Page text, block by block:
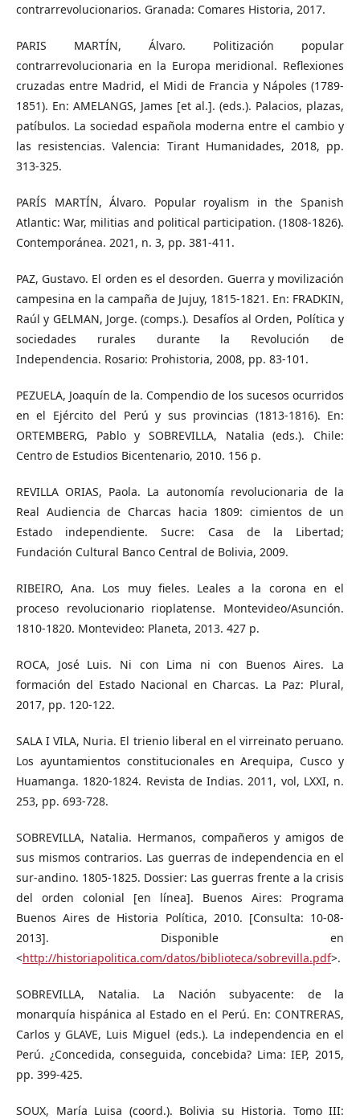
contrarrevolucionarios. Granada: Comares Historia, 2017.
PARIS MARTÍN, Álvaro. Politización popular
contrarrevolucionaria en la Europa meridional. Reflexiones
cruzadas entre Madrid, el Midi de Francia y Nápoles (1789-
1851). En: AMELANGS, James [et al.]. (eds.). Palacios, plazas,
patíbulos. La sociedad española moderna entre el cambio y
las resistencias. Valencia: Tirant Humanidades, 2018, pp.
313-325.
PARÍS MARTÍN, Álvaro. Popular royalism in the Spanish
Atlantic: War, militias and political participation. (1808-1826).
Contemporánea. 2021, n. 3, pp. 381-411.
PAZ, Gustavo. El orden es el desorden. Guerra y movilización
campesina en la campaña de Jujuy, 1815-1821. En: FRADKIN,
Raúl y GELMAN, Jorge. (comps.). Desafíos al Orden, Política y
sociedades rurales durante la Revolución de
Independencia. Rosario: Prohistoria, 2008, pp. 83-101.
PEZUELA, Joaquín de la. Compendio de los sucesos ocurridos
en el Ejército del Perú y sus provincias (1813-1816). En:
ORTEMBERG, Pablo y SOBREVILLA, Natalia (eds.). Chile:
Centro de Estudios Bicentenario, 2010. 156 p.
REVILLA ORIAS, Paola. La autonomía revolucionaria de la
Real Audiencia de Charcas hacia 1809: cimientos de un
Estado independiente. Sucre: Casa de la Libertad;
Fundación Cultural Banco Central de Bolivia, 2009.
RIBEIRO, Ana. Los muy fieles. Leales a la corona en el
proceso revolucionario rioplatense. Montevideo/Asunción.
1810-1820. Montevideo: Planeta, 2013. 427 p.
ROCA, José Luis. Ni con Lima ni con Buenos Aires. La
formación del Estado Nacional en Charcas. La Paz: Plural,
2017, pp. 120-122.
SALA I VILA, Nuria. El trienio liberal en el virreinato peruano.
Los ayuntamientos constitucionales en Arequipa, Cusco y
Huamanga. 1820-1824. Revista de Indias. 2011, vol, LXXI, n.
253, pp. 693-728.
SOBREVILLA, Natalia. Hermanos, compañeros y amigos de
sus mismos contrarios. Las guerras de independencia en el
sur-andino. 1805-1825. Dossier: Las guerras frente a la crisis
del orden colonial [en línea]. Buenos Aires: Programa
Buenos Aires de Historia Política, 2010. [Consulta: 10-08-
2013]. Disponible en
<http://historiapolitica.com/datos/biblioteca/sobrevilla.pdf>.
SOBREVILLA, Natalia. La Nación subyacente: de la
monarquía hispánica al Estado en el Perú. En: CONTRERAS,
Carlos y GLAVE, Luis Miguel (eds.). La independencia en el
Perú. ¿Concedida, conseguida, concebida? Lima: IEP, 2015,
pp. 399-425.
SOUX, María Luisa (coord.). Bolivia su Historia. Tomo III: